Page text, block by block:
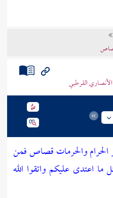
قصاص
القرطبي
الحرام والحرمات قصاص فمن
ما اعتدى عليكم واتقوا الله